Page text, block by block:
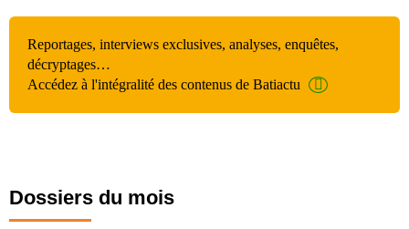
Reportages, interviews exclusives, analyses, enquêtes,
décryptages…
Accédez à l'intégralité des contenus de Batiactu
Dossiers du mois